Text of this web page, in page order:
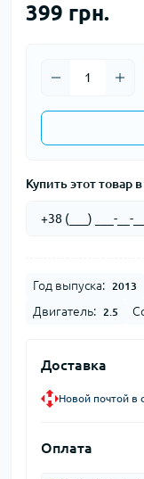
399 грн.
Купить этот товар
Год выпуска: 2013
Двигатель: 2.5
Доставка
Новой почтой в
Оплата